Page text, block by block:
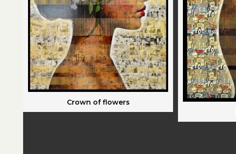
Crown of flowers